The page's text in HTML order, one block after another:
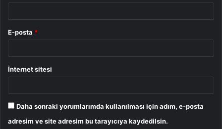
E-posta *
İnternet sitesi
Daha sonraki yorumlarımda kullanılması için adım, e-posta
adresim ve site adresim bu tarayıcıya kaydedilsin.